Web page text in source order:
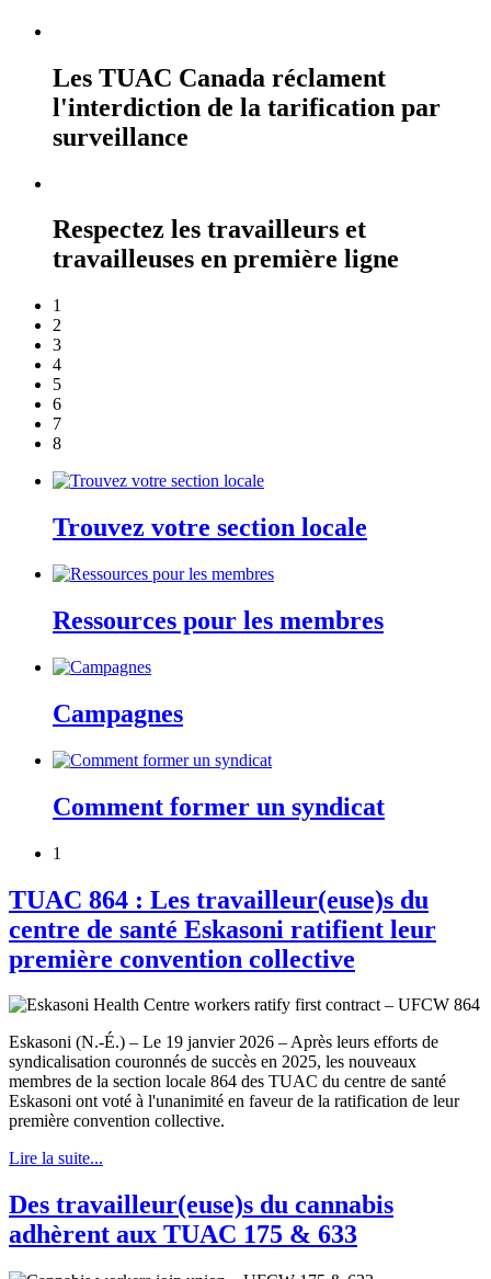
Les TUAC Canada réclament
l'interdiction de la tarification par
surveillance
Respectez les travailleurs et
travailleuses en première ligne
1
2
3
4
5
6
7
8
Trouvez votre section locale
Ressources pour les membres
Campagnes
Comment former un syndicat
1
TUAC 864 : Les travailleur(euse)s du
centre de santé Eskasoni ratifient leur
première convention collective
Eskasoni (N.-É.) – Le 19 janvier 2026 – Après leurs efforts de
syndicalisation couronnés de succès en 2025, les nouveaux
membres de la section locale 864 des TUAC du centre de santé
Eskasoni ont voté à l'unanimité en faveur de la ratification de leur
première convention collective.
Lire la suite...
Des travailleur(euse)s du cannabis
adhèrent aux TUAC 175 & 633